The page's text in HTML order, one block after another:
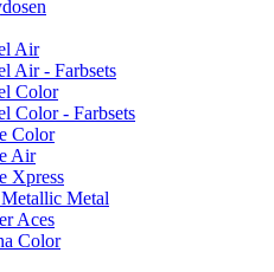
Air
Air - Farbsets
Color
Color - Farbsets
Color
Air
Xpress
Metal
Aces
Color